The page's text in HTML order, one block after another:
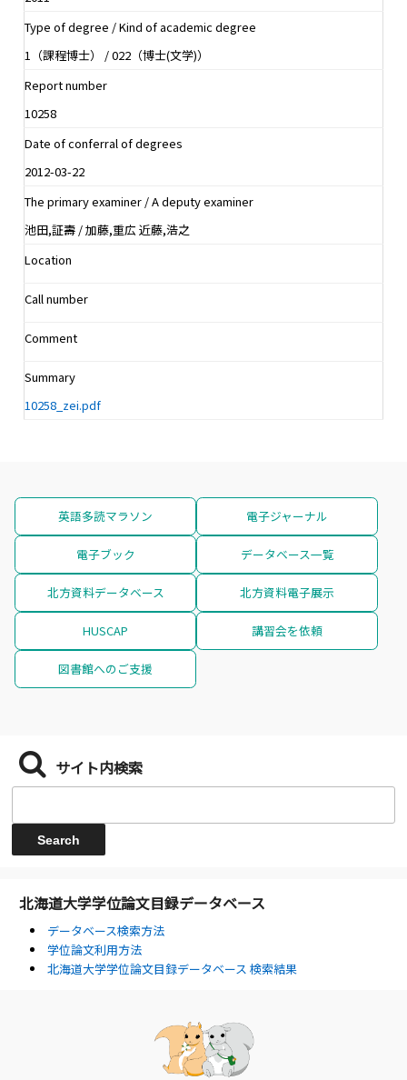
Type of degree / Kind of academic degree
1（課程博士） / 022（博士(文学)）
Report number
10258
Date of conferral of degrees
2012-03-22
The primary examiner / A deputy examiner
池田,証壽 / 加藤,重広 近藤,浩之
Location
Call number
Comment
Summary
10258_zei.pdf
英語多読マラソン 電子ジャーナル
電子ブック データベース一覧
北方資料データベース 北方資料電子展示
HUSCAP 講習会を依頼
図書館へのご支援
サイト内検索
北海道大学学位論文目録データベース
データベース検索方法
学位論文利用方法
北海道大学学位論文目録データベース 検索結果